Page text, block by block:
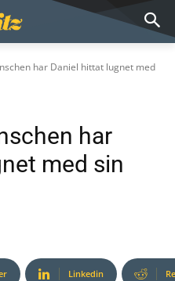
har Daniel hittat lugnet med
har
med sin
Linkedin